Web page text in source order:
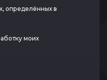
определённых в
моих